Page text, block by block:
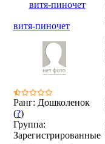
витя-пиночет
витя-пиночет
Ранг: Дошколенок
(?)
Группа:
Зарегистрированные